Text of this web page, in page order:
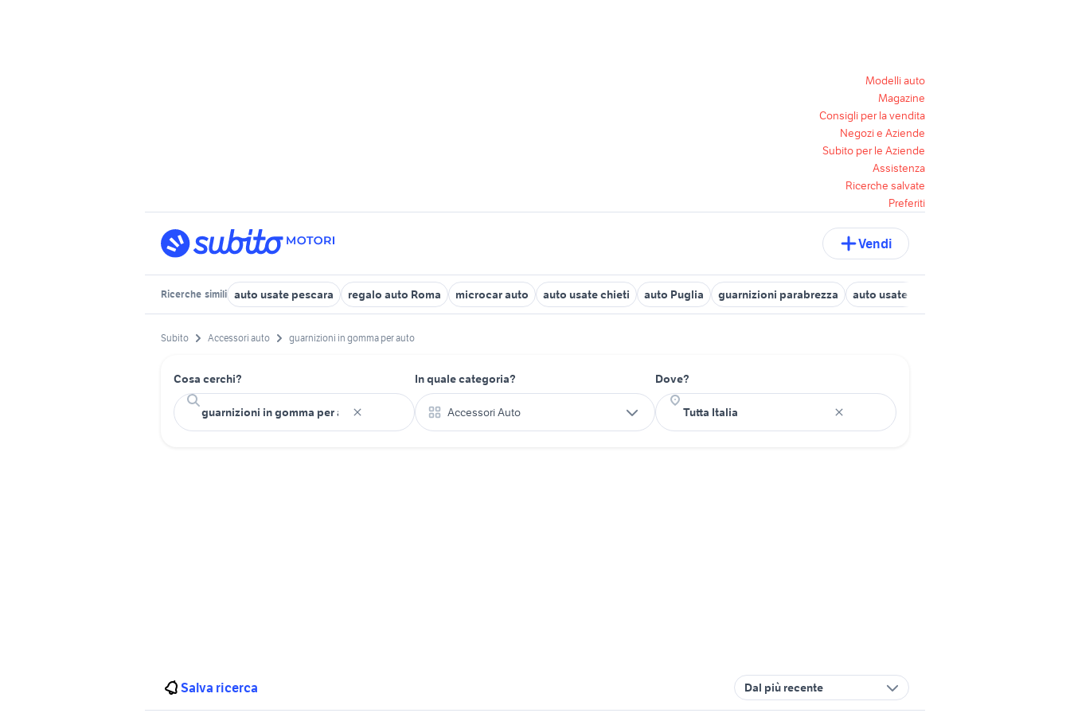
Modelli auto
Magazine
Consigli per la vendita
Negozi e Aziende
Subito per le Aziende
Assistenza
Ricerche salvate
Preferiti
Vendi
Ricerche simili auto usate pescara regalo auto Roma microcar auto auto usate chieti auto Puglia guarnizioni parabrezza auto usate nettuno
Subito Accessori auto guarnizioni in gomma per auto
Cosa cerchi? In quale categoria?
Accessori Auto
Dove?
Salva ricerca Dal più recente